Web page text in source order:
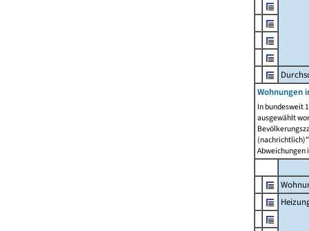
Wohnungen
In bundesweit
ausgewählt
Abweichungen